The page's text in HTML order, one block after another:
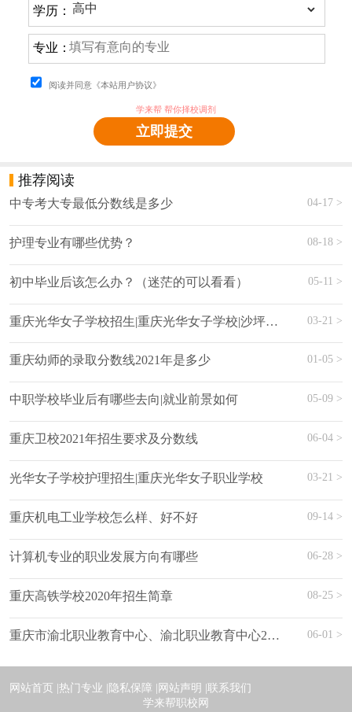
学历：
专业：
阅读并同意《本站用户协议》
学来帮 帮你择校调剂
立即提交
推荐阅读
中专考大专最低分数线是多少 04-17 >
护理专业有哪些优势？ ‍ 08-18 >
初中毕业后该怎么办？（迷茫的可以看看） 05-11 >
重庆光华女子学校招生|重庆光华女子学校|沙坪坝光华职业学校 03-21 >
重庆幼师的录取分数线2021年是多少 01-05 >
中职学校毕业后有哪些去向|就业前景如何 05-09 >
重庆卫校2021年招生要求及分数线 06-04 >
光华女子学校护理招生|重庆光华女子职业学校 03-21 >
重庆机电工业学校怎么样、好不好 09-14 >
计算机专业的职业发展方向有哪些 06-28 >
重庆高铁学校2020年招生简章 08-25 >
重庆市渝北职业教育中心、渝北职业教育中心2019年招生 06-01 >
网站首页 |热门专业 |隐私保障 |网站声明 |联系我们
学来帮职校网